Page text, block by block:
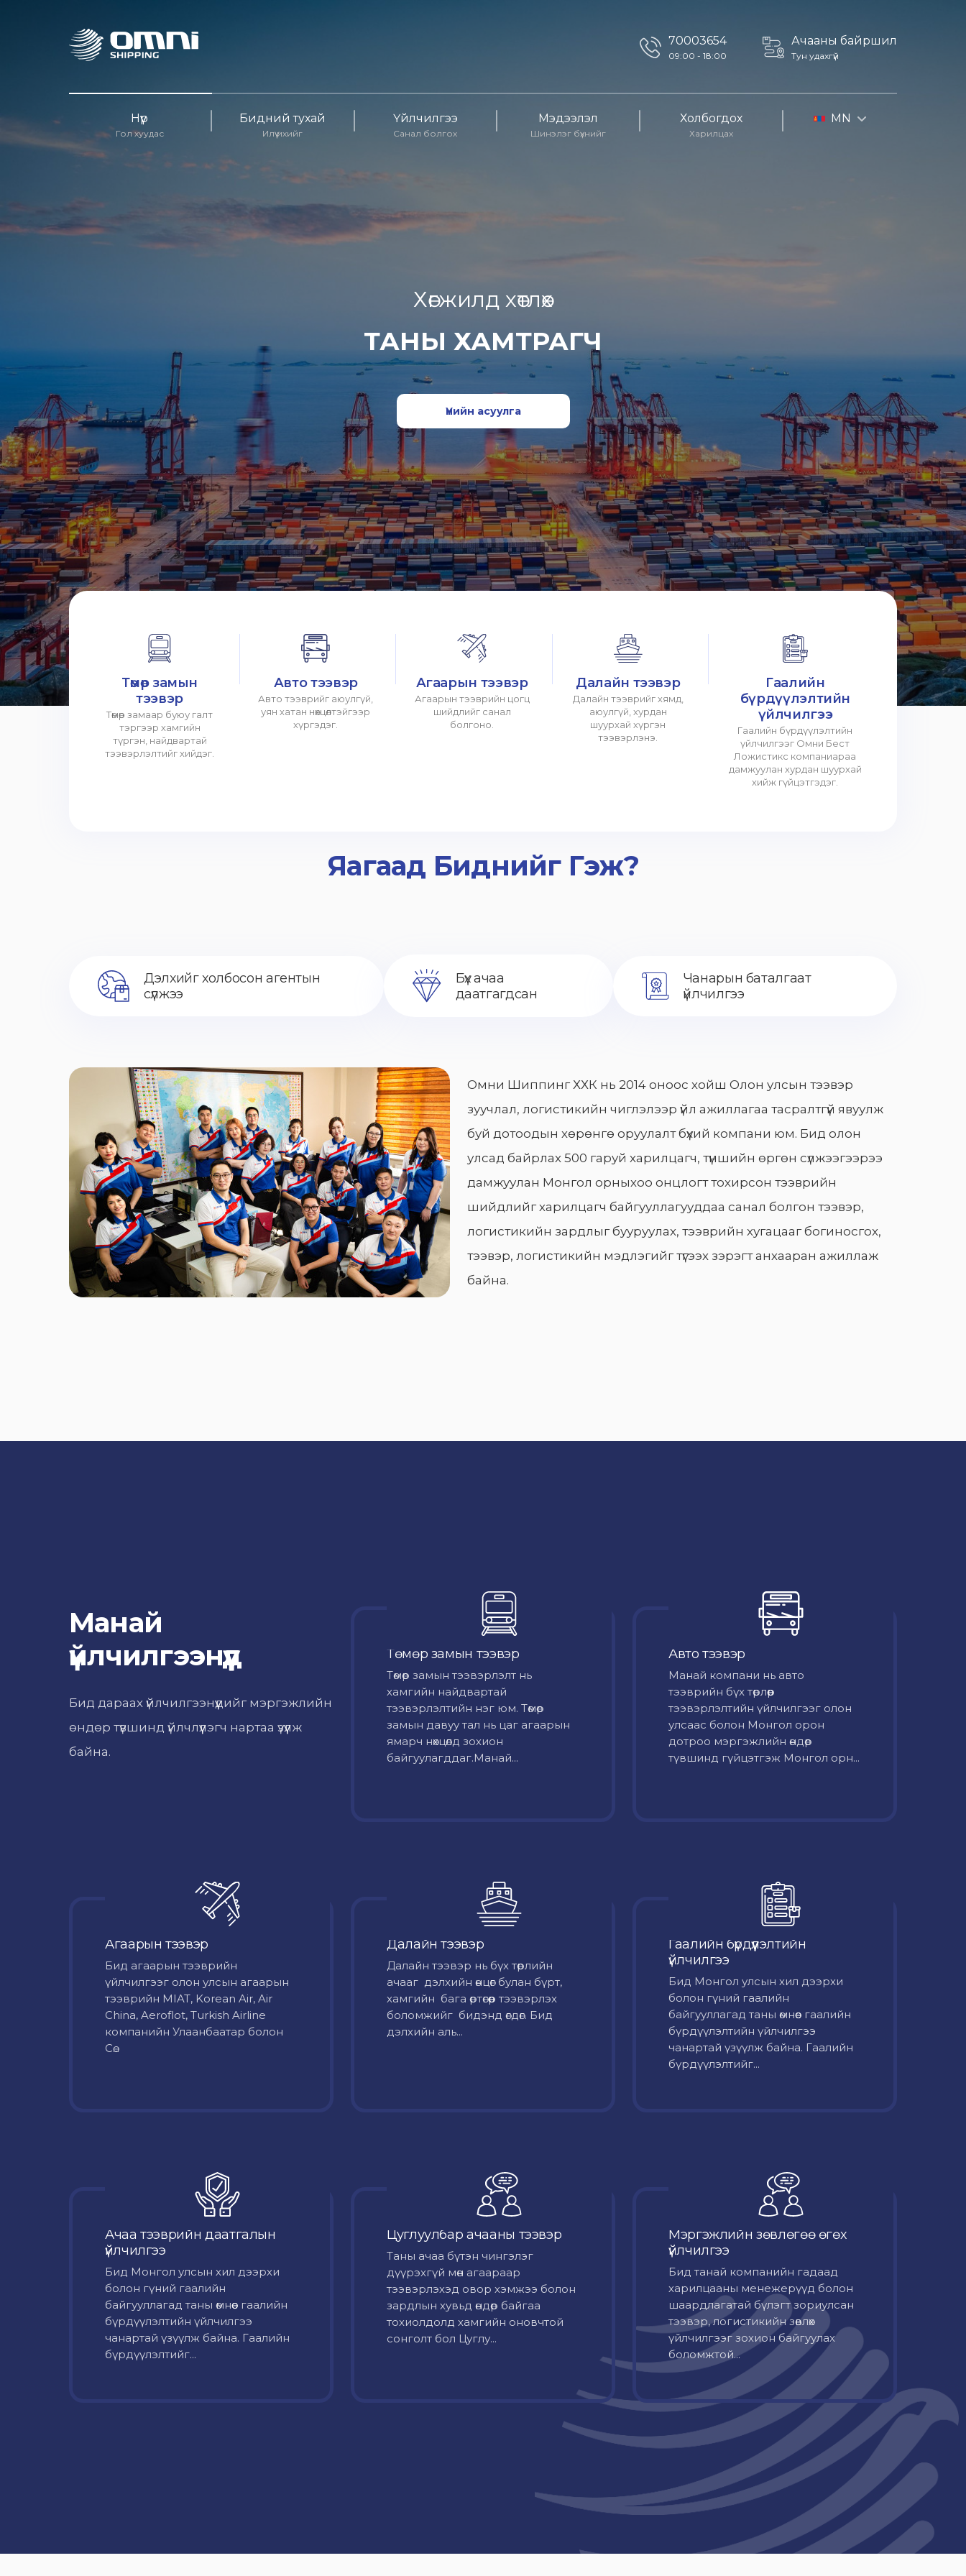
70003654
09:00 - 18:00
Ачааны байршил
Тун удахгүй
Нүүр
Гол хуудас
Бидний тухай
Илүү ихийг
Үйлчилгээ
Санал болгох
Мэдээлэл
Шинэлэг бүхнийг
Холбогдох
Харилцах
MN
Хөгжилд хөтлөх
ТАНЫ ХАМТРАГЧ
Үнийн асуулга
Төмөр замын
тээвэр
Төмөр замаар буюу галт
тэргээр хамгийн
түргэн, найдвартай
тээвэрлэлтийг хийдэг.
Авто тээвэр
Авто тээврийг аюулгүй,
уян хатан нөхцөлтэйгээр
хүргэдэг.
Агаарын тээвэр
Агаарын тээврийн цогц
шийдлийг санал
болгоно.
Далайн тээвэр
Далайн тээврийг хямд,
аюулгүй, хурдан
шуурхай хүргэн
тээвэрлэнэ.
Гаалийн
бүрдүүлэлтийн
үйлчилгээ
Гаалийн бүрдүүлэлтийн
үйлчилгээг Омни Бест
Ложистикс компаниараа
дамжуулан хурдан шуурхай
хийж гүйцэтгэдэг.
Яагаад Биднийг Гэж?
Дэлхийг холбосон агентын
сүлжээ
Бүх ачаа
даатгагдсан
Чанарын баталгаат
үйлчилгээ
Омни Шиппинг ХХК нь 2014 оноос хойш Олон улсын тээвэр
зуучлал, логистикийн чиглэлээр үйл ажиллагаа тасралтгүй явуулж
буй дотоодын хөрөнгө оруулалт бүхий компани юм. Бид олон
улсад байрлах 500 гаруй харилцагч, түншийн өргөн сүлжээгээрээ
дамжуулан Монгол орныхоо онцлогт тохирсон тээврийн
шийдлийг харилцагч байгууллагууддаа санал болгон тээвэр,
логистикийн зардлыг бууруулах, тээврийн хугацааг богиносгох,
тээвэр, логистикийн мэдлэгийг түгээх зэрэгт анхааран ажиллаж
байна.
Манай
үйлчилгээнүүд
Бид дараах үйлчилгээнүүдийг мэргэжлийн
өндөр түвшинд үйлчлүүлэгч нартаа үзүүлж
байна.
Төмөр замын тээвэр
Төмөр замын тээвэрлэлт нь
хамгийн найдвартай
тээвэрлэлтийн нэг юм. Төмөр
замын давуу тал нь цаг агаарын
ямарч нөхцөлд зохион
байгуулагддаг.Манай...
Авто тээвэр
Mанай компани нь авто
тээврийн бүх төрлөөр
тээвэрлэлтийн үйлчилгээг олон
улсаас болон Монгол орон
дотроо мэргэжлийн өндөр
түвшинд гүйцэтгэж Монгол орн...
Агаарын тээвэр
Бид агаарын тээврийн
үйлчилгээг олон улсын агаарын
тээврийн MIAT, Korean Air, Air
China, Aeroflot, Turkish Airline
компанийн Улаанбаатар болон
Сө...
Далайн тээвэр
Далайн тээвэр нь бүх төрлийн
ачааг дэлхийн өнцөг булан бүрт,
хамгийн бага өртөгөөр тээвэрлэх
боломжийг бидэнд өгдөг. Бид
дэлхийн аль...
Гаалийн бүрдүүлэлтийн
үйлчилгээ
Бид Монгол улсын хил дээрхи
болон гүний гаалийн
байгууллагад таны өмнөөс гаалийн
бүрдүүлэлтийн үйлчилгээ
чанартай үзүүлж байна. Гаалийн
бүрдүүлэлтийг...
Ачаа тээврийн даатгалын
үйлчилгээ
Бид Монгол улсын хил дээрхи
болон гүний гаалийн
байгууллагад таны өмнөөс гаалийн
бүрдүүлэлтийн үйлчилгээ
чанартай үзүүлж байна. Гаалийн
бүрдүүлэлтийг...
Цуглуулбар ачааны тээвэр
Таны ачаа бүтэн чингэлэг
дүүрэхгүй мөн агаараар
тээвэрлэхэд овор хэмжээ болон
зардлын хувьд өндөр байгаа
тохиолдолд хамгийн оновчтой
сонголт бол Цуглу...
Мэргэжлийн зөвлөгөө өгөх
үйлчилгээ
Бид танай компанийн гадаад
харилцааны менежерүүд болон
шаардлагатай бүлэгт зориулсан
тээвэр, логистикийн зөвлөх
үйлчилгээг зохион байгуулах
боломжтой...